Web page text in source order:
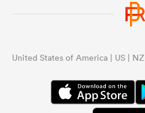
United States of America | US | NZ